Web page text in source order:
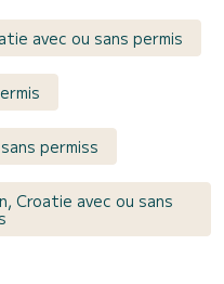
avec ou sans permis
permiss
Croatie avec ou sans